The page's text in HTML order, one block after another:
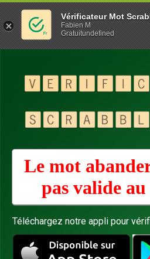
Le mot
pas valide au
Téléchargez notre appli pour
Vérificateur Mot
Fabien M
Gratuitundefined